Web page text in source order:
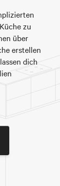
zu
über
erstellen
dich